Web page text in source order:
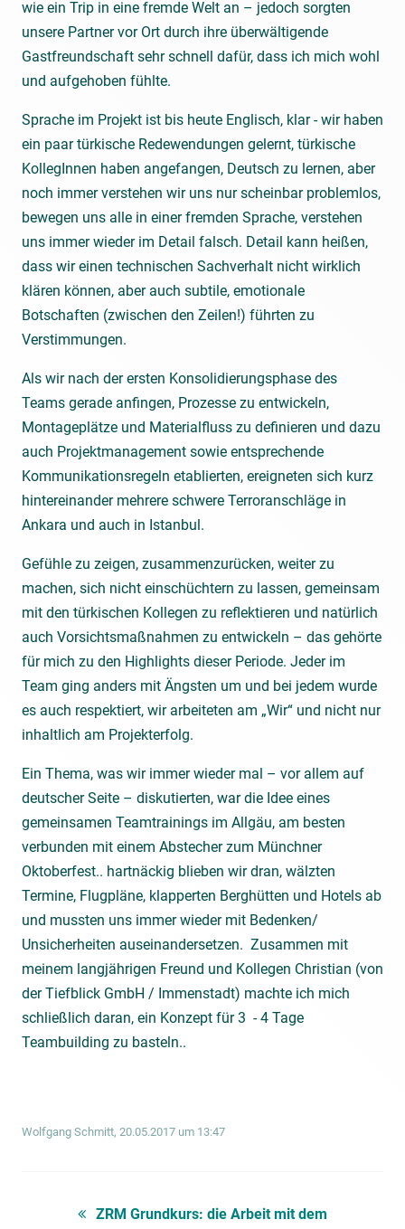
wie ein Trip in eine fremde Welt an – jedoch sorgten
unsere Partner vor Ort durch ihre überwältigende
Gastfreundschaft sehr schnell dafür, dass ich mich wohl
und aufgehoben fühlte.
Sprache im Projekt ist bis heute Englisch, klar - wir haben
ein paar türkische Redewendungen gelernt, türkische
KollegInnen haben angefangen, Deutsch zu lernen, aber
noch immer verstehen wir uns nur scheinbar problemlos,
bewegen uns alle in einer fremden Sprache, verstehen
uns immer wieder im Detail falsch. Detail kann heißen,
dass wir einen technischen Sachverhalt nicht wirklich
klären können, aber auch subtile, emotionale
Botschaften (zwischen den Zeilen!) führten zu
Verstimmungen.
Als wir nach der ersten Konsolidierungsphase des
Teams gerade anfingen, Prozesse zu entwickeln,
Montageplätze und Materialfluss zu definieren und dazu
auch Projektmanagement sowie entsprechende
Kommunikationsregeln etablierten, ereigneten sich kurz
hintereinander mehrere schwere Terroranschläge in
Ankara und auch in Istanbul.
Gefühle zu zeigen, zusammenzurücken, weiter zu
machen, sich nicht einschüchtern zu lassen, gemeinsam
mit den türkischen Kollegen zu reflektieren und natürlich
auch Vorsichtsmaßnahmen zu entwickeln – das gehörte
für mich zu den Highlights dieser Periode. Jeder im
Team ging anders mit Ängsten um und bei jedem wurde
es auch respektiert, wir arbeiteten am „Wir“ und nicht nur
inhaltlich am Projekterfolg.
Ein Thema, was wir immer wieder mal – vor allem auf
deutscher Seite – diskutierten, war die Idee eines
gemeinsamen Teamtrainings im Allgäu, am besten
verbunden mit einem Abstecher zum Münchner
Oktoberfest.. hartnäckig blieben wir dran, wälzten
Termine, Flugpläne, klapperten Berghütten und Hotels ab
und mussten uns immer wieder mit Bedenken/
Unsicherheiten auseinandersetzen. Zusammen mit
meinem langjährigen Freund und Kollegen Christian (von
der Tiefblick GmbH / Immenstadt) machte ich mich
schließlich daran, ein Konzept für 3 - 4 Tage
Teambuilding zu basteln..
Wolfgang Schmitt, 20.05.2017 um 13:47
ZRM Grundkurs: die Arbeit mit dem